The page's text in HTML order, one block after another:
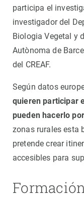
participa el
investigador del
Biologia Vegetal y
Autònoma de
del CREAF.
Según datos
quieren participar
pueden hacerlo
zonas rurales esta
pretende crear
accesibles para